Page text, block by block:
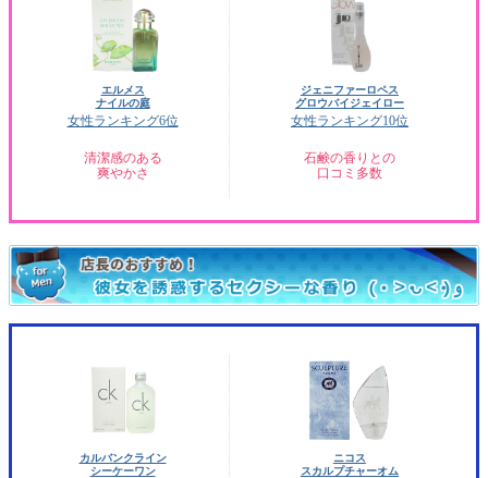
エルメス
ナイルの庭
女性ランキング6位
清潔感のある
爽やかさ
ジェニファーロペス
グロウバイジェイロー
女性ランキング10位
石鹸の香りとの
口コミ多数
カルバンクライン
シーケーワン
ニコス
スカルプチャーオム